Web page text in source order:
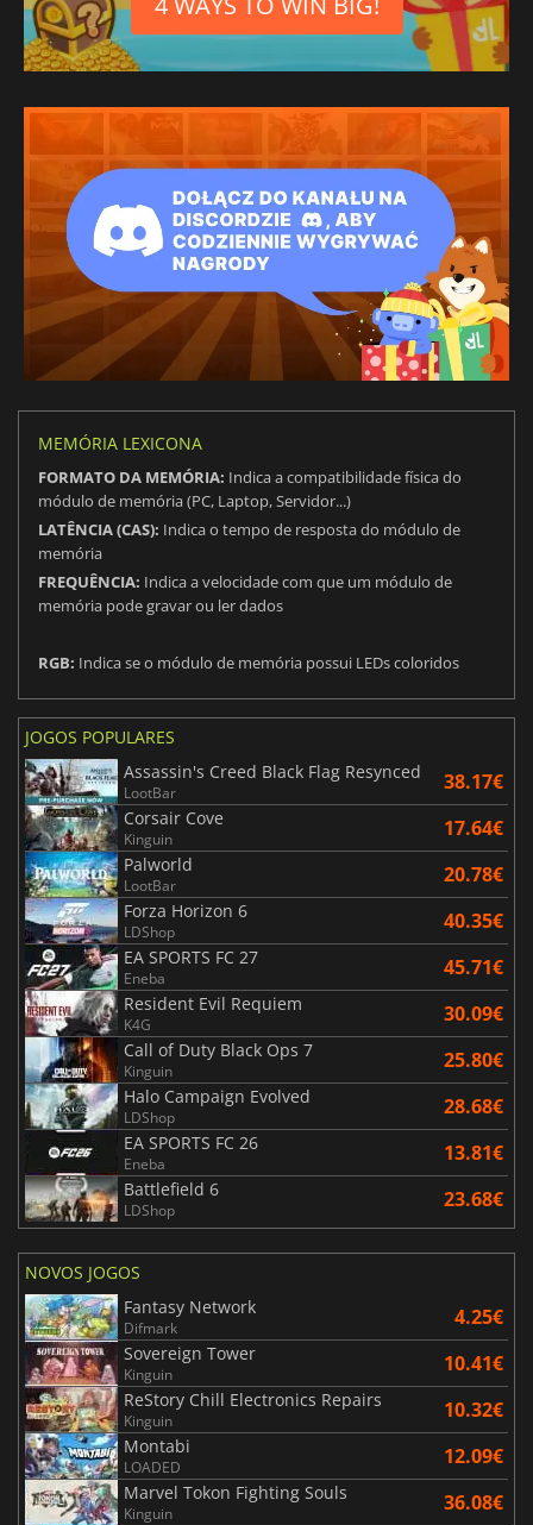
MEMÓRIA LEXICONA
FORMATO DA MEMÓRIA: Indica a compatibilidade física do
módulo de memória (PC, Laptop, Servidor...)
LATÊNCIA (CAS): Indica o tempo de resposta do módulo de
memória
FREQUÊNCIA: Indica a velocidade com que um módulo de
memória pode gravar ou ler dados
RGB: Indica se o módulo de memória possui LEDs coloridos
JOGOS POPULARES
Assassin's Creed Black Flag Resynced
LootBar 38.17€
Corsair Cove
Kinguin 17.64€
Palworld
LootBar 20.78€
Forza Horizon 6
LDShop 40.35€
EA SPORTS FC 27
Eneba 45.71€
Resident Evil Requiem
K4G 30.09€
Call of Duty Black Ops 7
Kinguin 25.80€
Halo Campaign Evolved
LDShop 28.68€
EA SPORTS FC 26
Eneba 13.81€
Battlefield 6
LDShop 23.68€
NOVOS JOGOS
Fantasy Network
Difmark 4.25€
Sovereign Tower
Kinguin 10.41€
ReStory Chill Electronics Repairs
Kinguin 10.32€
Montabi
LOADED 12.09€
Marvel Tokon Fighting Souls
Kinguin 36.08€